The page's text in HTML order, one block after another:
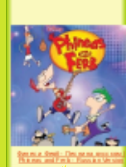
Фархат: Принц Персии /
Farhat: The Prince of the
Desert (сериал) (2004)
Финес и Ферб - Песни на русском /
Phineas and Ferb - Russian Version
(2009-2011)